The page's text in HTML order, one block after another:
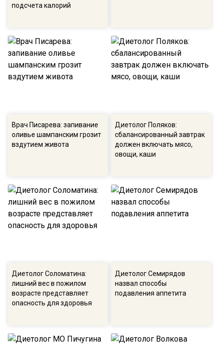
подсчета калорий
Врач Писарева: запивание
оливье шампанским грозит
вздутием живота
Диетолог Поляков:
сбалансированный завтрак
должен включать мясо,
овощи, каши
Диетолог Соломатина:
лишний вес в пожилом
возрасте представляет
опасность для здоровья
Диетолог Семирядов
назвал способы
подавления аппетита